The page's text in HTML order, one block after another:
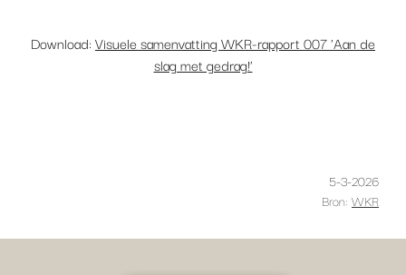
Download: Visuele samenvatting WKR-rapport 007 'Aan de
slag met gedrag!'
5-3-2026
Bron: WKR